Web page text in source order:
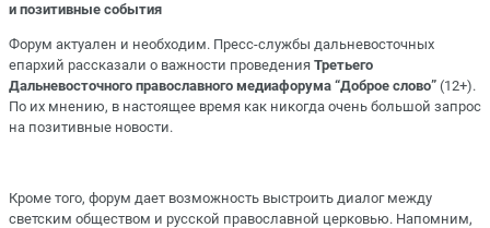
и позитивные события
Форум актуален и необходим. Пресс-службы дальневосточных
епархий рассказали о важности проведения Третьего
Дальневосточного православного медиафорума “Доброе слово” (12+).
По их мнению, в настоящее время как никогда очень большой запрос
на позитивные новости.
Кроме того, форум дает возможность выстроить диалог между
светским обществом и русской православной церковью. Напомним,